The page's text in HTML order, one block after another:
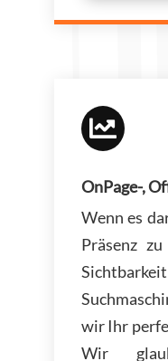

OnPage-,
Wenn es
Präsenz
wir Ihr
Wir